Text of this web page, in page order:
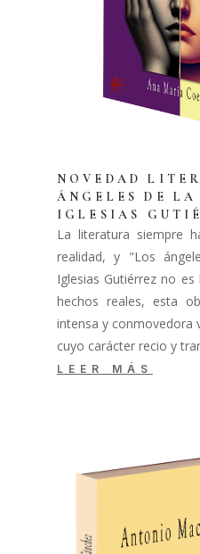
NOVEDAD
ÁNGELES DE
IGLESIAS
La literatura siempre
realidad, y "Los
Iglesias Gutiérrez no
hechos reales, esta
intensa y conmovedora
cuyo carácter recio y
LEER MÁS